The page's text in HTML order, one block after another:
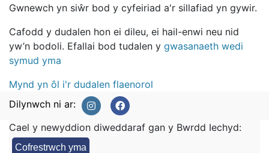
Gwnewch yn siŵr bod y cyfeiriad a'r sillafiad yn gywir.
Cafodd y dudalen hon ei dileu, ei hail-enwi neu nid
yw’n bodoli. Efallai bod tudalen y gwasanaeth wedi
symud yma
Mynd yn ôl i'r dudalen flaenorol
Dilynwch ni ar:
Cael y newyddion diweddaraf gan y Bwrdd Iechyd:
Cofrestrwch yma